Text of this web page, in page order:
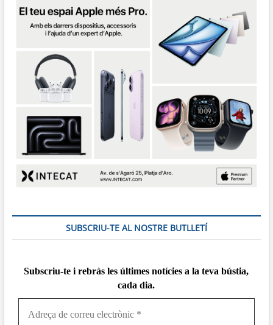
SUBSCRIU-TE AL NOSTRE BUTLLETÍ
Subscriu-te i rebràs lesúltimes notícies a la teva bústia,
cada dia.